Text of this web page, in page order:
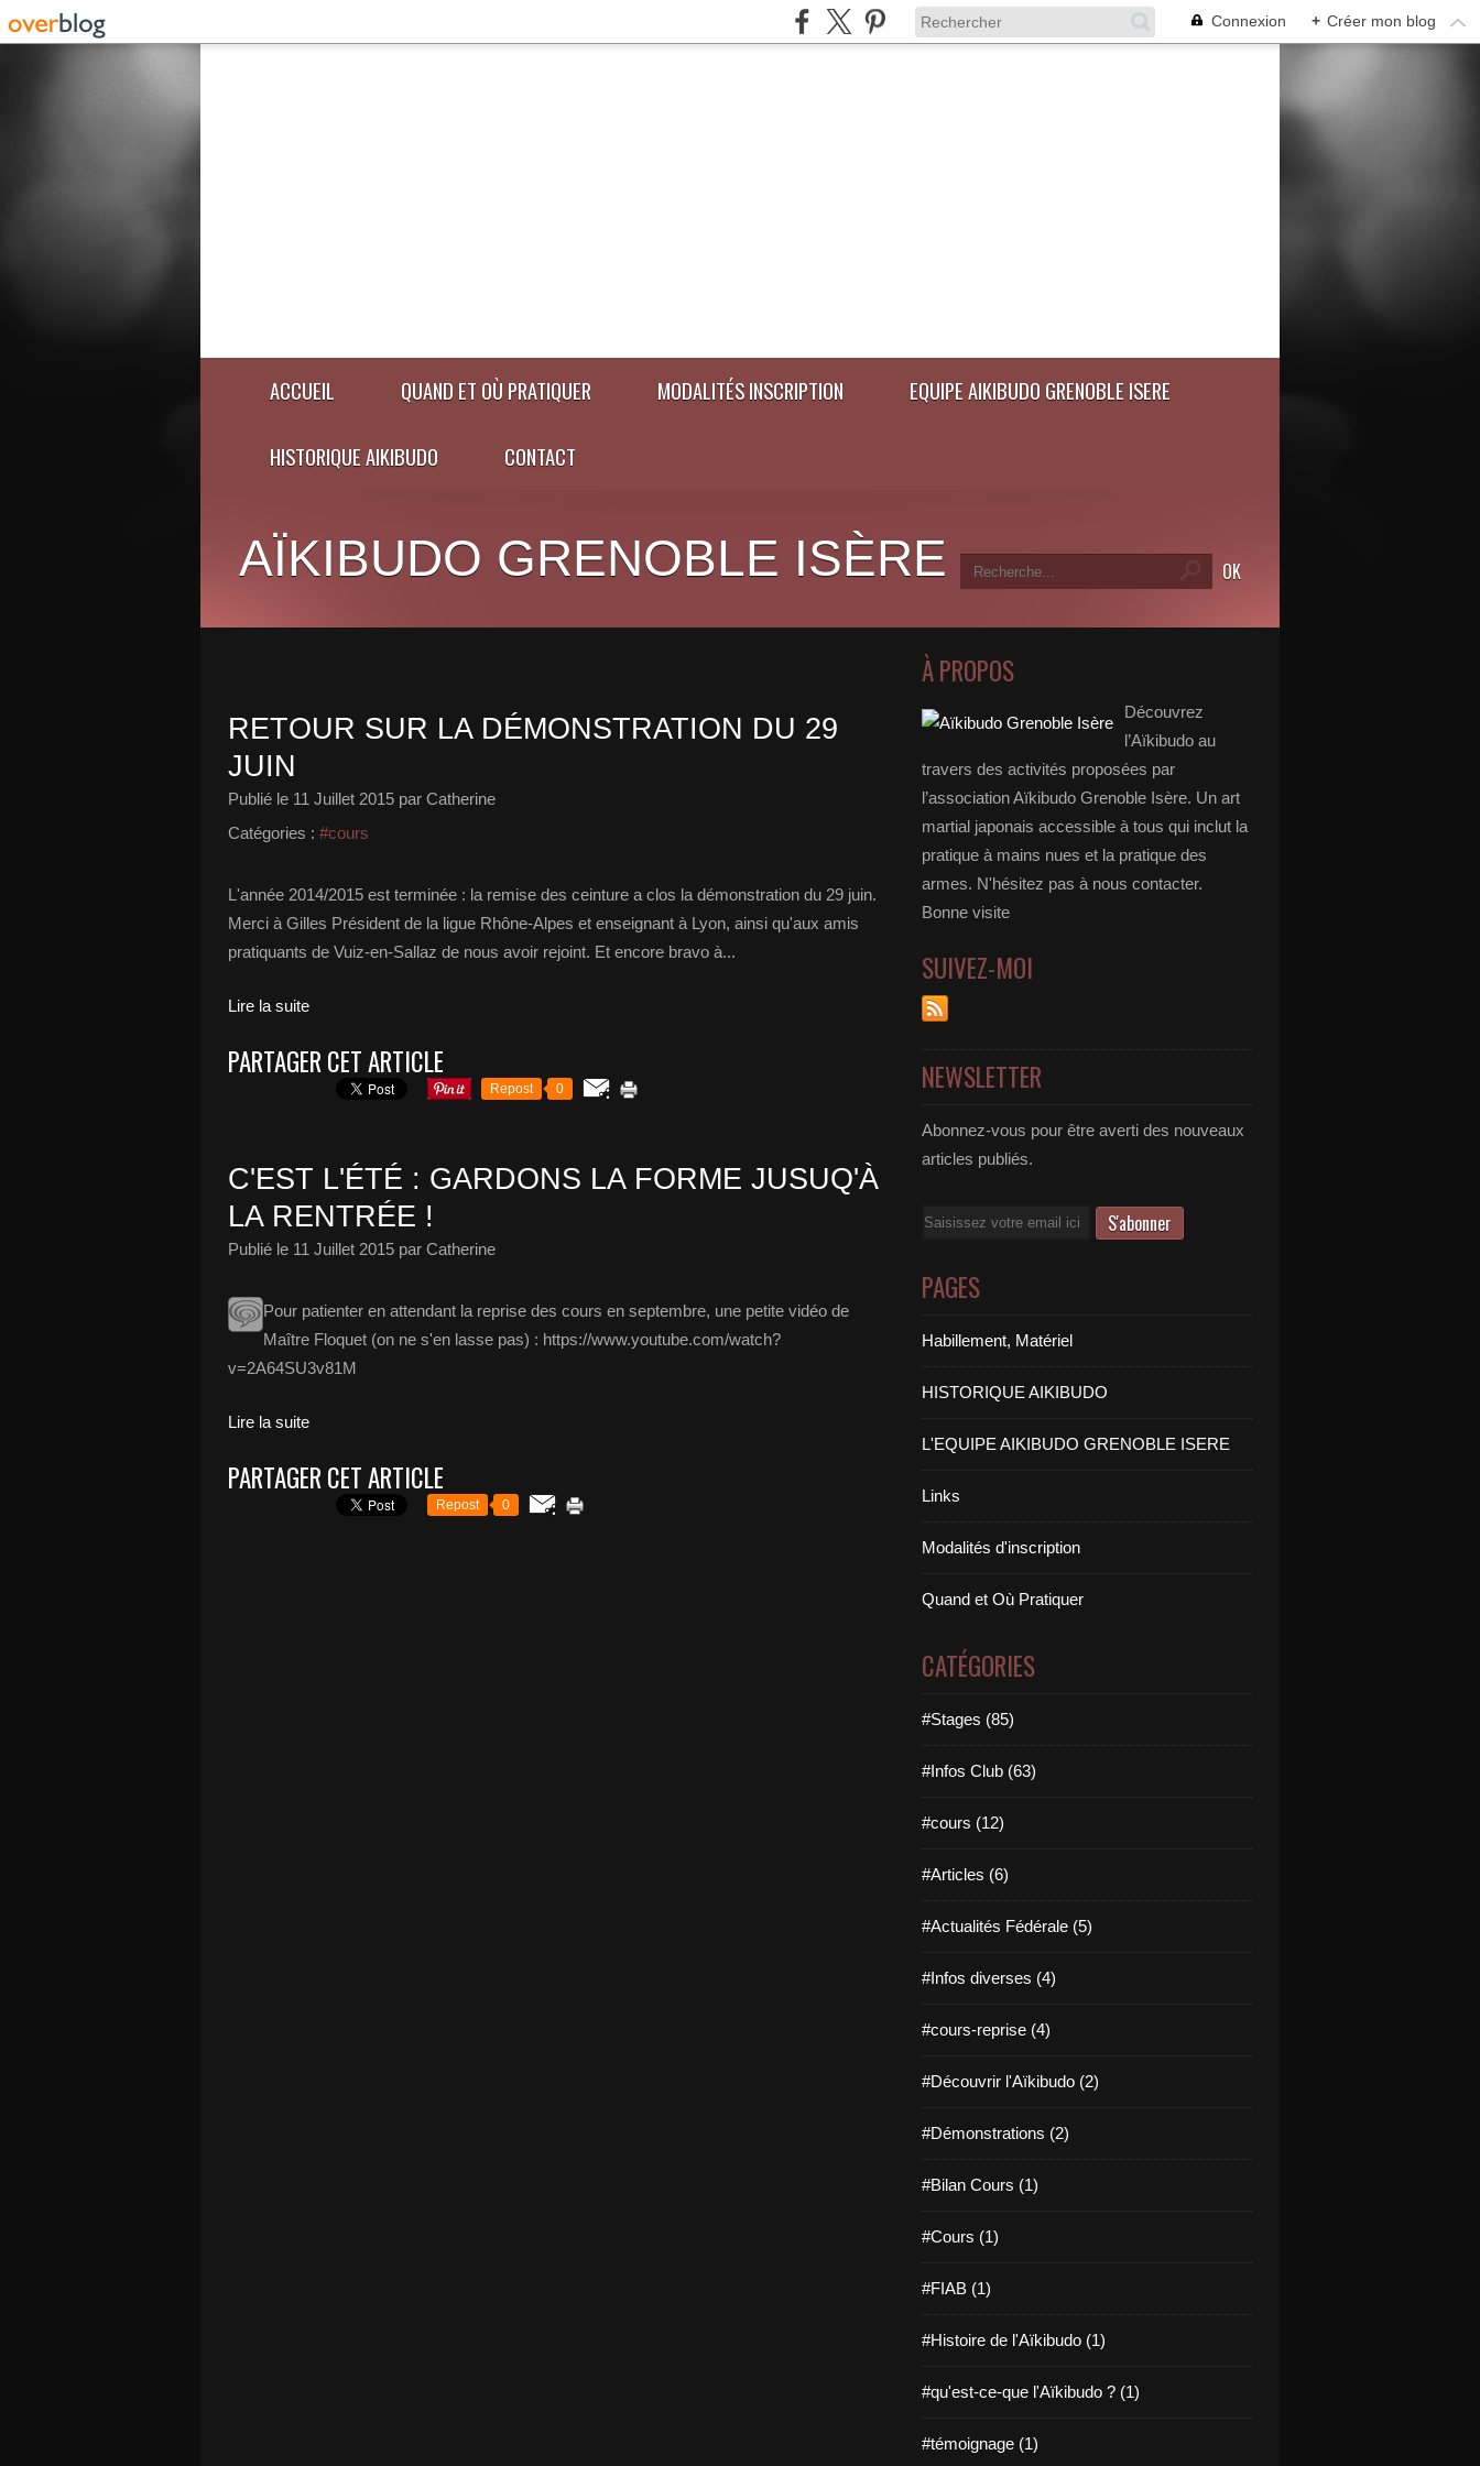
Connexion + Créer mon blog
ACCUEIL QUAND ET OÙ PRATIQUER MODALITÉS INSCRIPTION EQUIPE AIKIBUDO GRENOBLE ISERE
HISTORIQUE AIKIBUDO CONTACT
AÏKIBUDO GRENOBLE ISÈRE
RETOUR SUR LA DÉMONSTRATION DU 29
JUIN
Publié le 11 Juillet 2015 par Catherine
Catégories : #cours
L'année 2014/2015 est terminée : la remise des ceinture a clos la démonstration du 29 juin.
Merci à Gilles Président de la ligue Rhône-Alpes et enseignant à Lyon, ainsi qu'aux amis
pratiquants de Vuiz-en-Sallaz de nous avoir rejoint. Et encore bravo à...
Lire la suite
PARTAGER CET ARTICLE
Repost 0
C'EST L'ÉTÉ : GARDONS LA FORME JUSUQ'À
LA RENTRÉE !
Publié le 11 Juillet 2015 par Catherine
Pour patienter en attendant la reprise des cours en septembre, une petite vidéo de
Maître Floquet (on ne s'en lasse pas) : https://www.youtube.com/watch?
v=2A64SU3v81M
Lire la suite
PARTAGER CET ARTICLE
Repost 0
À PROPOS
Découvrez
l’Aïkibudo au
travers des activités proposées par
l’association Aïkibudo Grenoble Isère. Un art
martial japonais accessible à tous qui inclut la
pratique à mains nues et la pratique des
armes. N'hésitez pas à nous contacter.
Bonne visite
SUIVEZ-MOI
NEWSLETTER
Abonnez-vous pour être averti des nouveaux
articles publiés.
Email
PAGES
Habillement, Matériel
HISTORIQUE AIKIBUDO
L'EQUIPE AIKIBUDO GRENOBLE ISERE
Links
Modalités d'inscription
Quand et Où Pratiquer
CATÉGORIES
#Stages (85)
#Infos Club (63)
#cours (12)
#Articles (6)
#Actualités Fédérale (5)
#Infos diverses (4)
#cours-reprise (4)
#Découvrir l'Aïkibudo (2)
#Démonstrations (2)
#Bilan Cours (1)
#Cours (1)
#FIAB (1)
#Histoire de l'Aïkibudo (1)
#qu'est-ce-que l'Aïkibudo ? (1)
#témoignage (1)